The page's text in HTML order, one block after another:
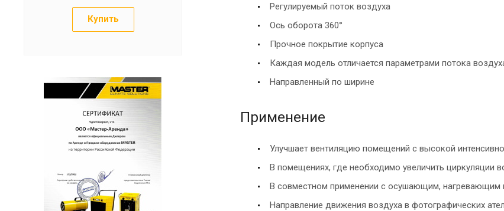
Регулируемый поток воздуха
Ось oборота 360°
Прочное покрытие корпуса
Каждая модель отличается параметрами потока
Направленный по ширине
Применение
Улучшает вентиляцию помещений с высокой
В помещениях, где необходимо увеличить циркуляции
В совместном применении с осушающим,
Направление движения воздуха в фотографических
Купить